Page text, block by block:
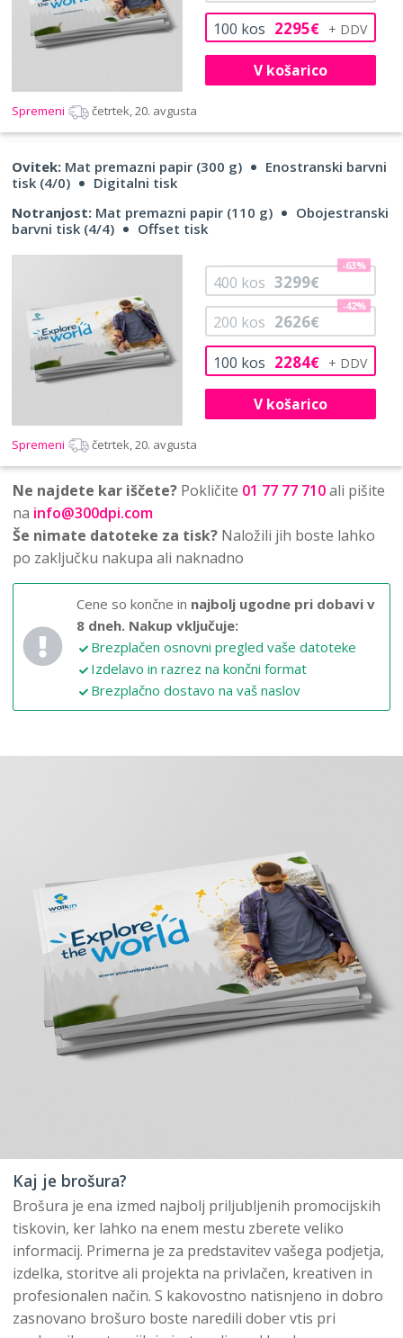
100 kos 2295€
V košarico
Spremeni četrtek, 20. avgusta
Ovitek: Mat premazni papir (300 g)
Enostranski barvni
tisk (4/0)
Digitalni tisk
Notranjost: Mat premazni papir (110 g)
Obojestranski
barvni tisk (4/4)
Offset tisk
100 kos 2284€
200 kos 2626€
-42%
400 kos 3299€
-63%
V košarico
Spremeni četrtek, 20. avgusta
Ne najdete kar iščete? Pokličite 01 77 77 710ali pišite
na info@300dpi.com
Še nimate datoteke za tisk? Naložili jih boste lahko
po zaključku nakupa ali naknadno
Cene so končne in najbolj ugodne pri dobavi v
8 dneh. Nakup vključuje:
Brezplačen osnovni pregled vaše datoteke
Izdelavo in razrez na končni format
Brezplačno dostavo na vaš naslov
Kaj je brošura?
Brošura je ena izmed najbolj priljubljenih promocijskih
tiskovin, ker lahko na enem mestu zberete veliko
informacij. Primerna je za predstavitev vašega podjetja,
izdelka, storitve ali projekta na privlačen, kreativen in
profesionalen način. S kakovostno natisnjeno in dobro
zasnovano brošuro boste naredili dober vtis pri